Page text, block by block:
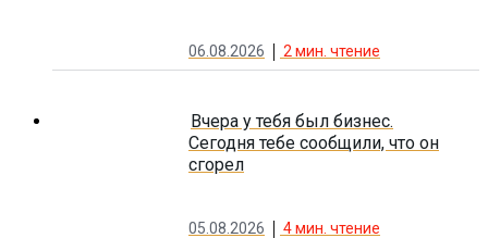
06.08.2026 2 мин. чтение
Вчера у тебя был бизнес.
Сегодня тебе сообщили, что он
сгорел
05.08.2026 4мин. чтение